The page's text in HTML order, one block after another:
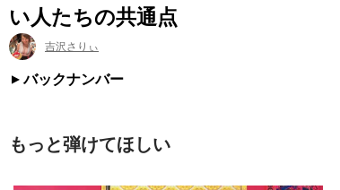
い人たちの共通点
吉沢さりぃ
バックナンバー
もっと弾けてほしい